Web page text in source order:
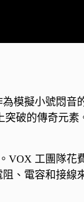
模擬小號悶音
突破的傳奇元
VOX 工團隊花
、電容和接線